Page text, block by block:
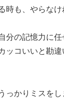
時も、やらな
分の記憶力に任
ッコいいと勘
っかりミスをし